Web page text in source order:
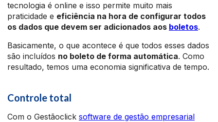
tecnologia é online e isso permite muito mais
praticidade e eficiência na hora de configurar todos
os dados que devem ser adicionados aos boletos.
Basicamente, o que acontece é que todos esses dados
são incluídos no boleto de forma automática. Como
resultado, temos uma economia significativa de tempo.
Controle total
Com o Gestãoclick software de gestão empresarial